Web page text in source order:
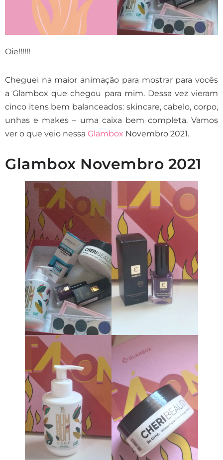
Oie!!!!!!
Cheguei na maior animação para mostrar para vocês
a Glambox que chegou para mim. Dessa vez vieram
cinco itens bem balanceados: skincare, cabelo, corpo,
unhas e makes – uma caixa bem completa. Vamos
ver o que veio nessa Glambox Novembro 2021.
Glambox Novembro 2021